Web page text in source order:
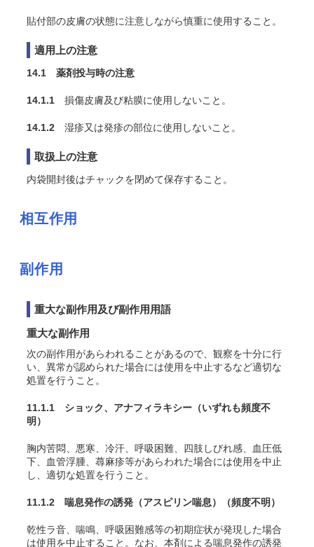
貼付部の皮膚の状態に注意しながら慎重に使用すること。
適用上の注意
14.1 薬剤投与時の注意
14.1.1 損傷皮膚及び粘膜に使用しないこと。
14.1.2 湿疹又は発疹の部位に使用しないこと。
取扱上の注意
内袋開封後はチャックを閉めて保存すること。
相互作用
副作用
重大な副作用及び副作用用語
重大な副作用
次の副作用があらわれることがあるので、観察を十分に行
い、異常が認められた場合には使用を中止するなど適切な
処置を行うこと。
11.1.1 ショック、アナフィラキシー （いずれも頻度不
明）
胸内苦悶、悪寒、冷汗、呼吸困難、四肢しびれ感、血圧低
下、血管浮腫、蕁麻疹等があらわれた場合には使用を中止
し、適切な処置を行うこと。
11.1.2 喘息発作の誘発（アスピリン喘息） （頻度不明）
乾性ラ音、喘鳴、呼吸困難感等の初期症状が発現した場合
は使用を中止すること。なお、本剤による喘息発作の誘発